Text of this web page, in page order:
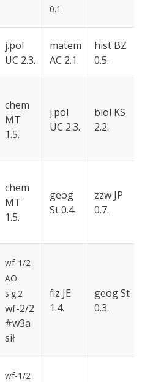
0.1.
j.pol
UC 2.3.
matem
AC 2.1.
hist BZ
0.5.
chem
MT
1.5.
j.pol
UC 2.3.
biol KS
2.2.
chem
MT
1.5.
geog
St 0.4.
zzw JP
0.7.
wf-1/2
AO
s.g.2
wf-2/2
#w3a
sił
fiz JE
1.4.
geog St
0.3.
wf-1/2